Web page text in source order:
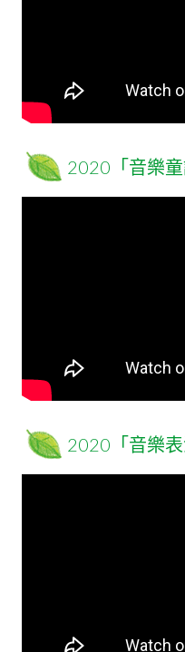
2020「音樂
2020「音樂